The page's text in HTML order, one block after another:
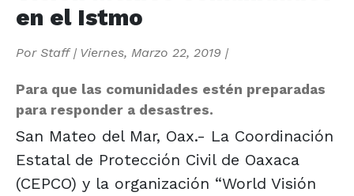
en el Istmo
Por Staff| Viernes, Marzo 22, 2019 |
Para que las comunidades estén preparadas
para responder a desastres.
San Mateo del Mar, Oax.- La Coordinación
Estatal de Protección Civil de Oaxaca
(CEPCO) y la organización “World Visión